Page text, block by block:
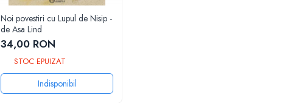
Noi povestiri cu Lupul de Nisip -
de Asa Lind
34,00 RON
STOC EPUIZAT
Indisponibil